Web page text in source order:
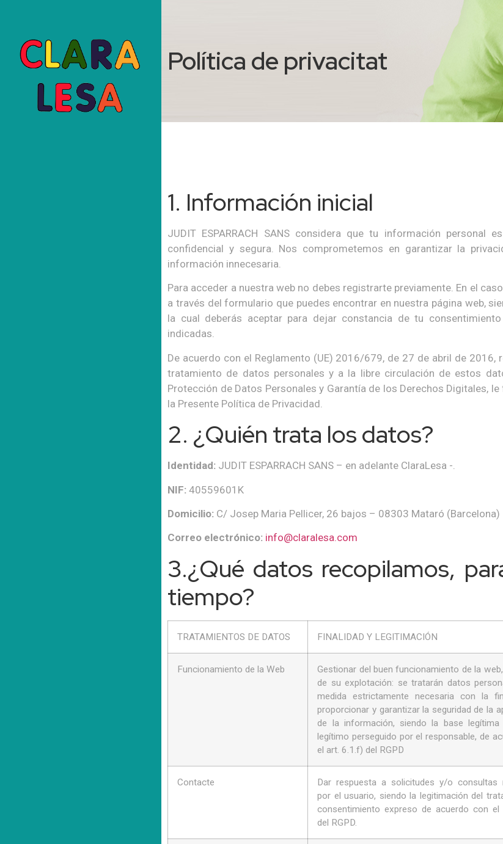
Política de privacitat
1. Información inicial
JUDIT ESPARRACH SANS considera que tu información
confidencial y segura. Nos comprometemos en garantizar la
información innecesaria.
Para acceder a nuestra web no debes registrarte previamente. En el
a través del formulario que puedes encontrar en nuestra página web,
la cual deberás aceptar para dejar constancia de tu
indicadas.
De acuerdo con el Reglamento (UE) 2016/679, de 27 de abril de
tratamiento de datos personales y a la libre circulación de estos
Protección de Datos Personales y Garantía de los Derechos
la Presente Política de Privacidad.
2. ¿Quién trata los datos?
Identidad: JUDIT ESPARRACH SANS – en adelante ClaraLesa -.
NIF:40559601K
Domicilio: C/ Josep Maria Pellicer, 26 bajos – 08303 Mataró (Barcelona)
Correo electrónico: info@claralesa.com
3.¿Qué datos recopilamos,
tiempo?
TRATAMIENTOS DE DATOS FINALIDAD Y LEGITIMACIÓN
Funcionamiento de la Web
Gestionar del buen funcionamiento de la
de su explotación: se tratarán datos
medida estrictamente necesaria con la
proporcionar y garantizar la seguridad de la
de la información, siendo la base legítima
legítimo perseguido por el responsable, de
el art. 6.1.f) del RGPD
Contacte
Dar respuesta a solicitudes y/o consultas
por el usuario, siendo la legitimación del
consentimiento expreso de acuerdo con el
del RGPD.